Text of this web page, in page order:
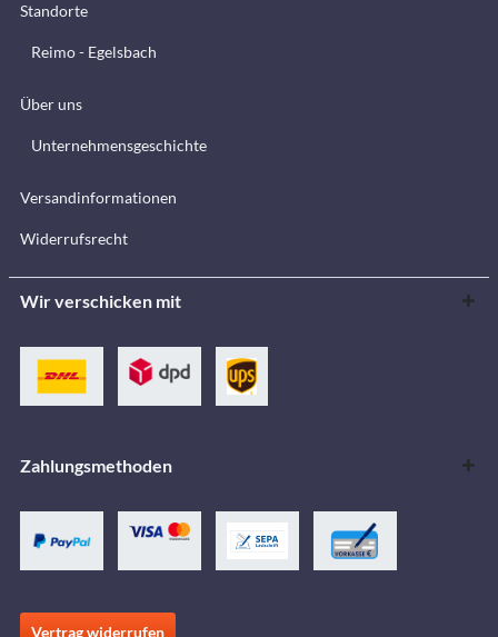
Standorte
Reimo - Egelsbach
Über uns
Unternehmensgeschichte
Versandinformationen
Widerrufsrecht
Wir verschicken mit
Zahlungsmethoden
Vertrag widerrufen